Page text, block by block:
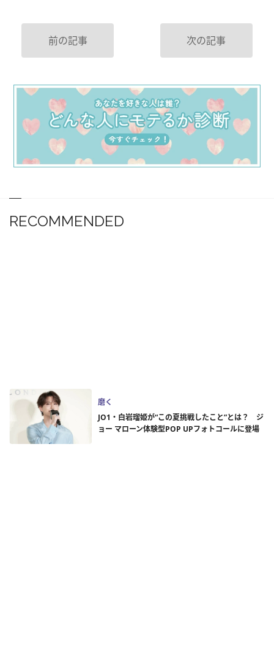
前の記事 次の記事
RECOMMENDED
磨く
JO1・白岩瑠姫が“この夏挑戦したこと”とは？ ジ
ョー マローン体験型POP UPフォトコールに登場